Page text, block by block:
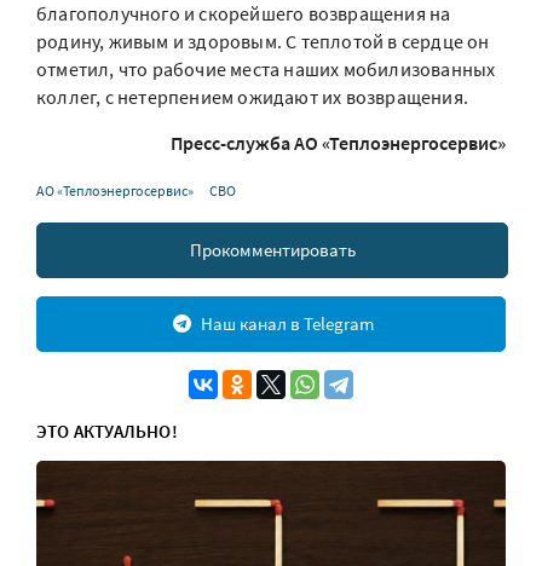
благополучного и скорейшего возвращения на
родину, живым и здоровым. С теплотой в сердце он
отметил, что рабочие места наших мобилизованных
коллег, с нетерпением ожидают их возвращения.
Пресс-служба АО «Теплоэнергосервис»
АО «Теплоэнергосервис» СВО
Прокомментировать
Наш канал в Telegram
ЭТО АКТУАЛЬНО!